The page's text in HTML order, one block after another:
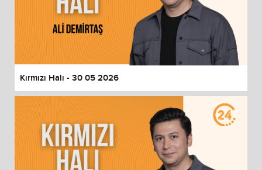
Kırmızı Halı - 30 05 2026